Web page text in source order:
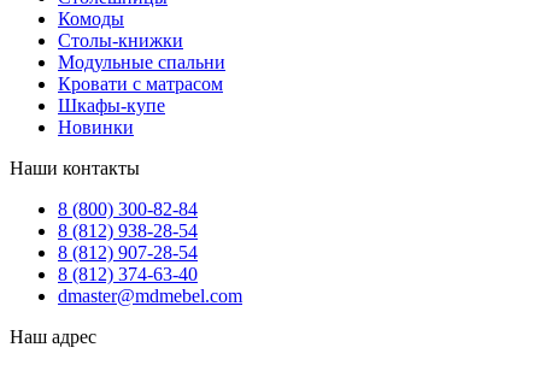
Комоды
Столы-книжки
Модульные спальни
Кровати с матрасом
Шкафы-купе
Новинки
Наши контакты
8 (800) 300-82-84
8 (812) 938-28-54
8 (812) 907-28-54
8 (812) 374-63-40
dmaster@mdmebel.com
Наш адрес